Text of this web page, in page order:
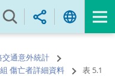
交通意外統計
傷亡者詳細資料
表 5.1